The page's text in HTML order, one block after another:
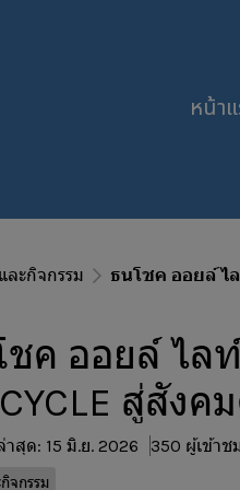
หน้า
ละกิจกรรม ธนโชค ออยล์ ไ
ชค ออยล์ ไล
สู่สังค
สุด: 15 มิ.ย. 2026 350 ผู้เข้าช
จกรรม